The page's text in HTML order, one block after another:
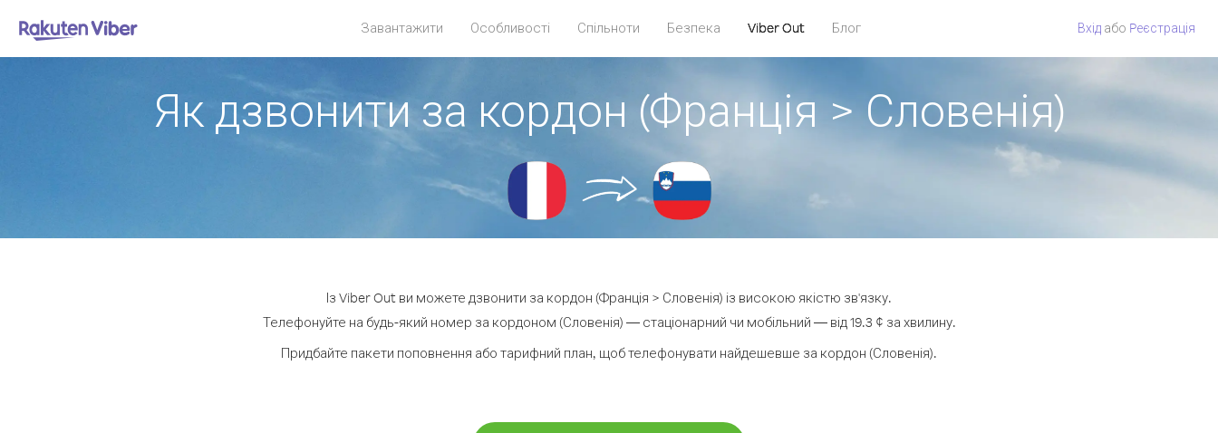
Завантажити Особливості Спільноти Безпека Viber Out Блог Вхід або Pеєстрація
Як дзвонити за кордон (Франція > Словенія)
Із Viber Out ви можете дзвонити за кордон (Франція > Словенія) із високою якістю зв'язку.
Телефонуйте на будь-який номер за кордоном (Словенія) — стаціонарний чи мобільний — від 19.3 ¢ за хвилину.
Придбайте пакети поповнення або тарифний план, щоб телефонувати найдешевше за кордон (Словенія).